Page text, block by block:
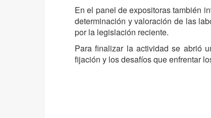
En el panel de expositoras también
determinación y valoración de las
por la legislación reciente.
Para finalizar la actividad se abrió
fijación y los desafíos que enfrentar